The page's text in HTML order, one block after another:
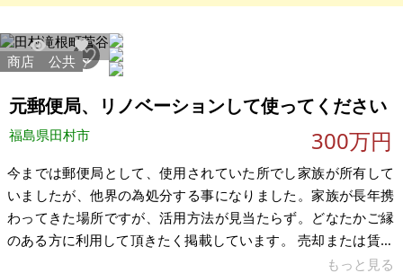
14401 77
商店 公共
元郵便局、リノベーションして使ってください
福島県田村市 300万円
今までは郵便局として、使用されていた所でし家族が所有して
いましたが、他界の為処分する事になりました。家族が長年携
わってきた場所ですが、活用方法が見当たらず。どなたかご縁
のある方に利用して頂きたく掲載しています。 売却または賃貸
で考えています。菅谷駅目の前です。物置や倉庫・店舗または
もっと見る